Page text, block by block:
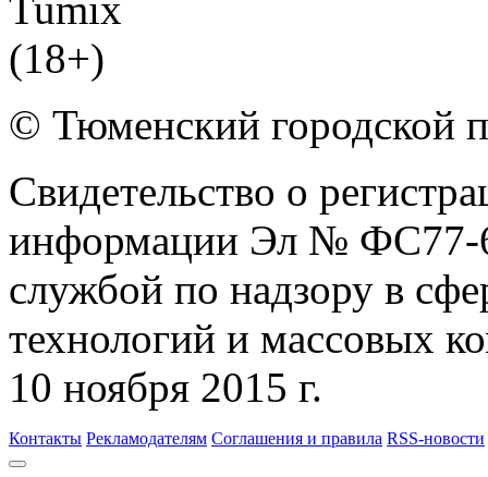
© Тюменский городской
Свидетельство о
информации Эл № ФС77-
службой по надзору в
технологий и массовых
10 ноября 2015 г.
Контакты Рекламодателям Соглашения и правила RSS-новости